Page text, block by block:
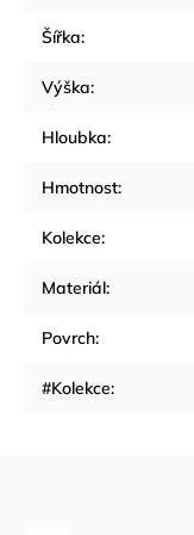
Šířka:
Výška:
Hloubka:
Hmotnost:
Kolekce:
Materiál:
Povrch:
#Kolekce: